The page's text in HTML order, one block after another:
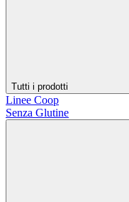
Tutti i prodotti
Linee Coop
Senza Glutine